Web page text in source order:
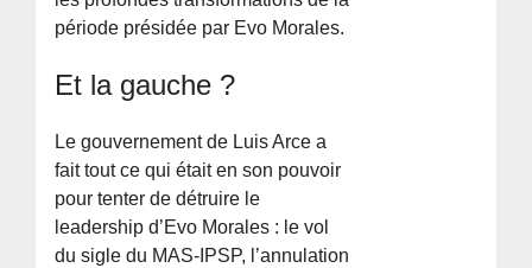
période présidée par Evo Morales.
Et la gauche ?
Le gouvernement de Luis Arce a
fait tout ce qui était en son pouvoir
pour tenter de détruire le
leadership d’Evo Morales : le vol
du sigle du MAS-IPSP, l’annulation